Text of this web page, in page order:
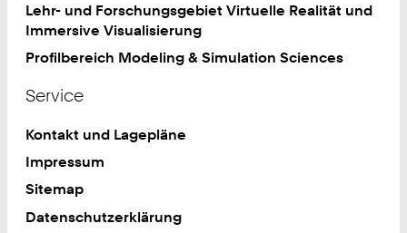
Lehr- und Forschungsgebiet Virtuelle Realität und
Immersive Visualisierung
Profilbereich Modeling & Simulation Sciences
Service
Kontakt und Lagepläne
Impressum
Sitemap
Datenschutzerklärung